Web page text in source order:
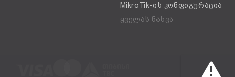
MikroTik-ის კონფიგურაცია
ყველას ნახვა